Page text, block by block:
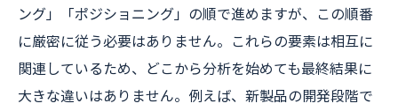
ング」「ポジショニング」の順で進めますが、この順番
に厳密に従う必要はありません。これらの要素は相互に
関連しているため、どこから分析を始めても最終結果に
大きな違いはありません。例えば、新製品の開発段階で